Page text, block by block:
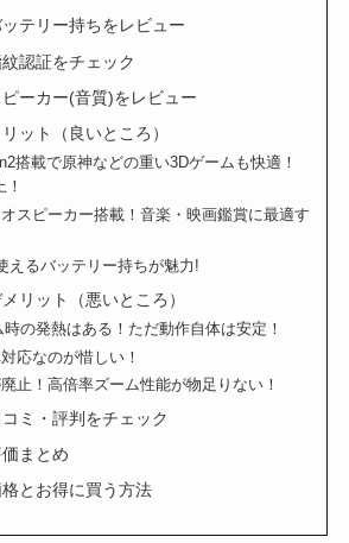
テリー持ちをレビュー
認証をチェック
ーカー(音質)をレビュー
ット（良いところ）
搭載で原神などの重い3Dゲームも快適！
スピーカー搭載！音楽・映画鑑賞に最適す
えるバッテリー持ちが魅力!
リット（悪いところ）
の発熱はある！ただ動作自体は安定！
応なのが惜しい！
止！高倍率ズーム性能が物足りない！
ミ・評判をチェック
まとめ
とお得に買う方法